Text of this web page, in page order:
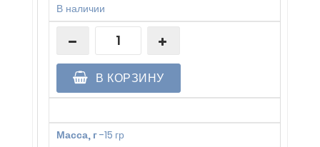
В наличии
В КОРЗИНУ
Масса, г-15 гр